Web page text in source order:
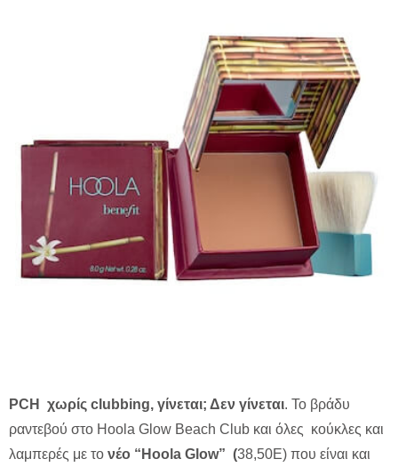
PCH χωρίς clubbing, γίνεται; Δεν γίνεται. Το βράδυ
ραντεβού στο Hoola Glow Beach Club και όλες κούκλες και
λαμπερές με το νέο “Ηοola Glow” (38,50E) που είναι και